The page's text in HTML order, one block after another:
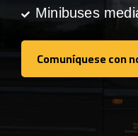
Minibuses
Comuníquese con
Comuníquese con